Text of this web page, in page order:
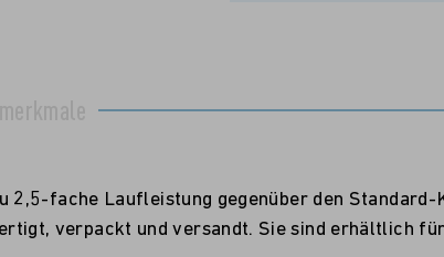
fache Laufleistung gegenüber den Standard-
verpackt und versandt. Sie sind erhältlich